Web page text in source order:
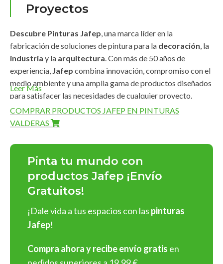
Proyectos
Descubre Pinturas Jafep , una marca líder en la
fabricación de soluciones de pintura para la decoración , la
industria y la arquitectura . Con más de 50 años de
experiencia, Jafep combina innovación, compromiso con el
medio ambiente y una amplia gama de productos diseñados
para satisfacer las necesidades de cualquier proyecto.
Amplia Gama de Productos
Pinturas Jafepofrece una línea completa de productos de
alta calidad que destacan por su
impecablesy fácil aplicación:
Pinturas para interiores y exteriores
personalizables.
Barnices y esmaltes
Selladores y revestimientos: Soluciones profesionales
Leer Más
COMPRAR PRODUCTOS JAFEP EN PINTURAS
VALDERAS
Pinta tu mundo con
productos Jafep ¡Envío
Gratuitos!
¡Dale vida a tus espacios con las pinturas
Jafep!
Compra ahora y recibe envío gratis en